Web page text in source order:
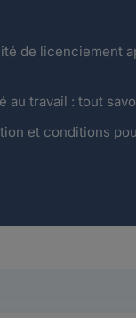
de licenciement
au travail : tout
et conditions